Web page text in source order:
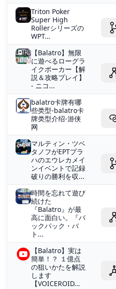
Triton Poker
Super High
Rollerシリーズの
WPT...
【Balatro】無限
に遊べるローグラ
イクポーカー【解
説＆攻略プレイ】
- ニコ...
balatro卡牌有哪
些类型-balatro卡
牌类型介绍-游侠
网
マルティン・ツベ
タノフがEPTプラ
ハのエウレカメイ
ンイベントで記録
破りの勝利を収...
時間を忘れて遊び
続けた
『Balatro』が最
高に面白い。『バ
ックパック・バ
ト...
【Balatro】実は
簡単！？ １億点
の狙いかたを解説
します
【VOICEROID...